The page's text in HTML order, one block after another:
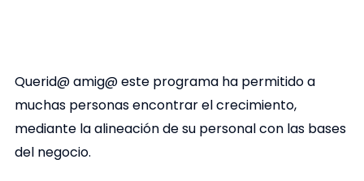
Querid@ amig@ este programa ha permitido a
muchas personas encontrar el crecimiento,
mediante la alineación de su personal con las bases
del negocio.